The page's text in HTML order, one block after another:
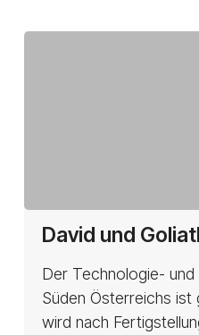
und
Goliath
David und
Der Technologie- und
Süden Österreichs
wird nach